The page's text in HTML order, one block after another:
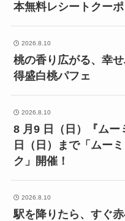
本無料レシートクー
2026.8.10
桃の香り広がる、幸
得盛白桃パフェ
2026.8.10
8 月9 日（日）『ムー
日（日）まで「ムー
ク」開催！
2026.8.10
駅を降りたら、すぐ